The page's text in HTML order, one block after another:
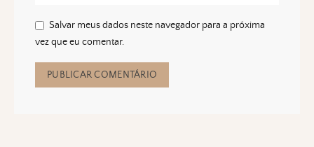
Salvar meus dados neste navegador para a próxima
vez que eu comentar.